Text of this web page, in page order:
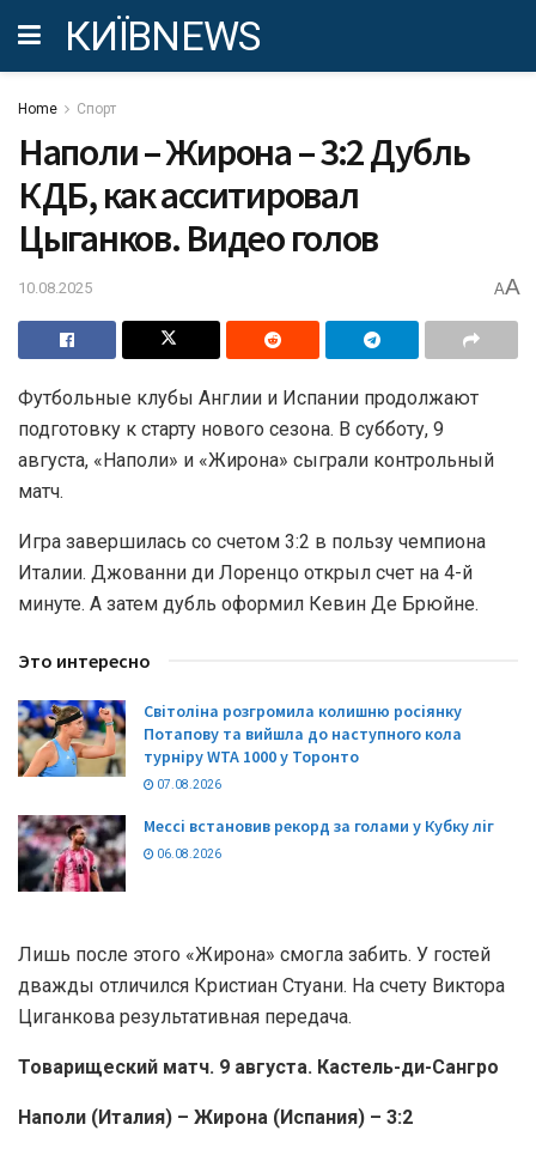
КИЇВNEWS
Home Спорт
Наполи – Жирона – 3:2 Дубль
КДБ, как асситировал
Цыганков. Видео голов
10.08.2025 AA
Футбольные клубы Англии и Испании продолжают
подготовку к старту нового сезона. В субботу, 9
августа, «Наполи» и «Жирона» сыграли контрольный
матч.
Игра завершилась со счетом 3:2 в пользу чемпиона
Италии. Джованни ди Лоренцо открыл счет на 4-й
минуте. А затем дубль оформил Кевин Де Брюйне.
Это интересно
Світоліна розгромила колишню росіянку
Потапову та вийшла до наступного кола
турніру WTA 1000 у Торонто
07.08.2026
Мессі встановив рекорд за голами у Кубку ліг
06.08.2026
Лишь после этого «Жирона» смогла забить. У гостей
дважды отличился Кристиан Стуани. На счету Виктора
Циганкова результативная передача.
Товарищеский матч. 9 августа. Кастель-ди-Сангро
Наполи (Италия) – Жирона (Испания) – 3:2